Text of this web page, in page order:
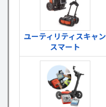
ユーティリティスキャン
スマート